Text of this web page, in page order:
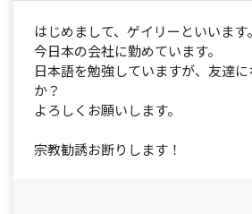
はじめまして、ゲイリーといいます。
今日本の会社に勤めています。
日本語を勉強していますが、友達
か？
よろしくお願いします。
宗教勧誘お断りします！